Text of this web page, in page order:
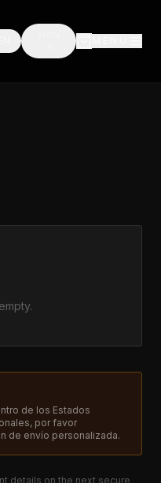
de los Estados
por favor
de envío personalizada.
details on the next secure